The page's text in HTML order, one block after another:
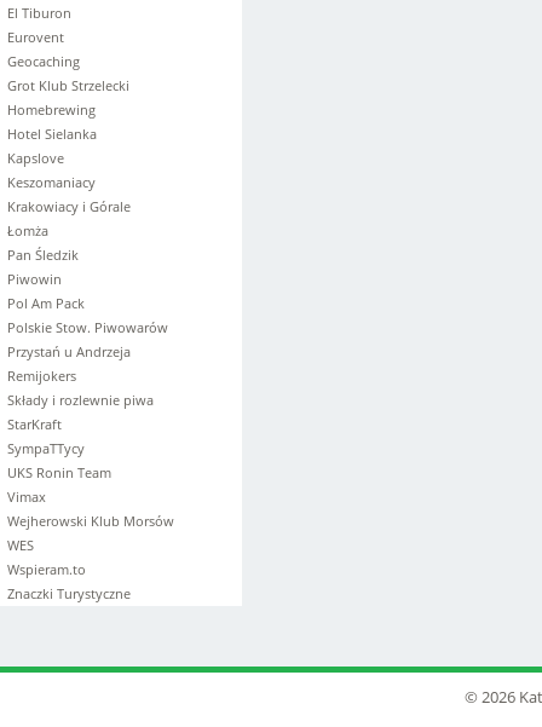
El Tiburon
Eurovent
Geocaching
Grot Klub Strzelecki
Homebrewing
Hotel Sielanka
Kapslove
Keszomaniacy
Krakowiacy i Górale
Łomża
Pan Śledzik
Piwowin
Pol Am Pack
Polskie Stow. Piwowarów
Przystań u Andrzeja
Remijokers
Składy i rozlewnie piwa
StarKraft
SympaTTycy
UKS Ronin Team
Vimax
Wejherowski Klub Morsów
WES
Wspieram.to
Znaczki Turystyczne
© 2026